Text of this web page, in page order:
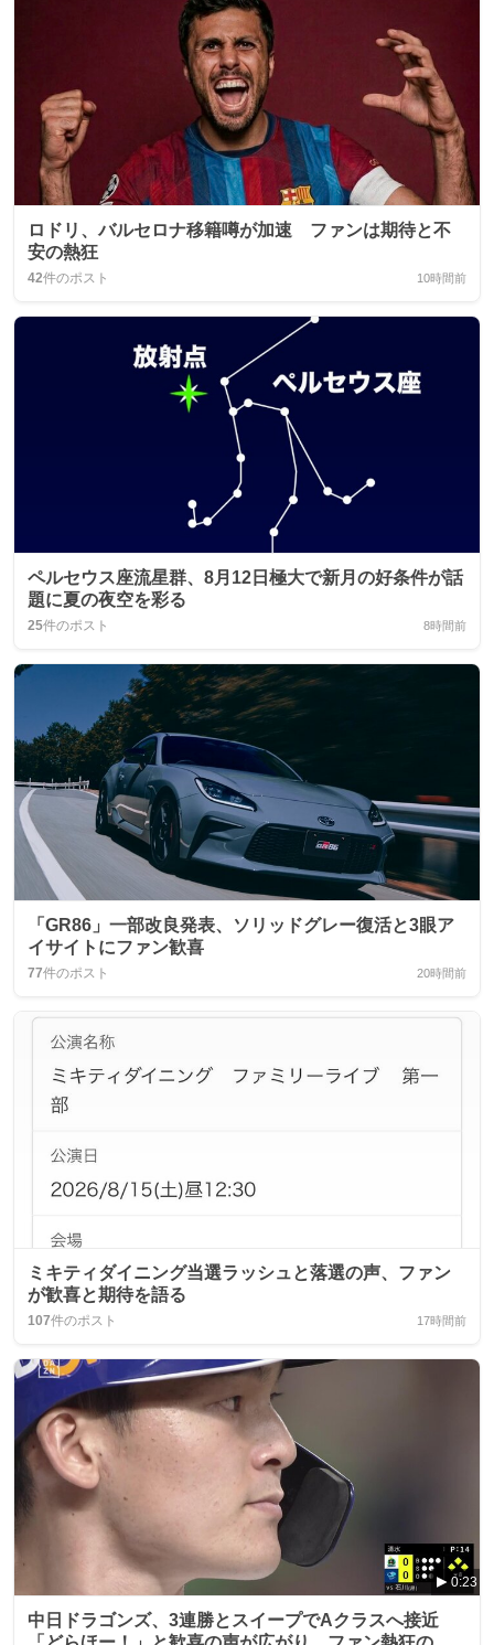
ロドリ、バルセロナ移籍噂が加速 ファンは期待と不
安の熱狂
42件のポスト 10時間前
ペルセウス座流星群、8月12日極大で新月の好条件が話
題に夏の夜空を彩る
25件のポスト 8時間前
「GR86」一部改良発表、ソリッドグレー復活と3眼ア
イサイトにファン歓喜
77件のポスト 20時間前
ミキティダイニング当選ラッシュと落選の声、ファン
が歓喜と期待を語る
107件のポスト 17時間前
0:23
中日ドラゴンズ、3連勝とスイープでAクラスへ接近